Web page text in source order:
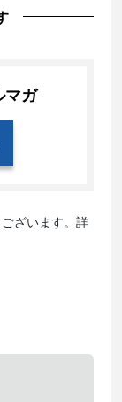
マガ
ざいます。詳